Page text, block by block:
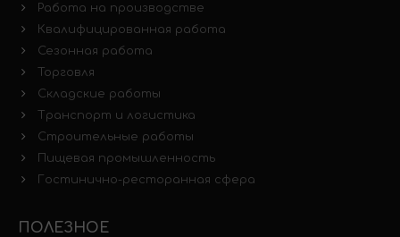
Работа на производстве
Квалифицированная работа
Сезонная работа
Торговля
Складские работы
Транспорт и логистика
Строительные работы
Пищевая промышленность
Гостинично-ресторанная сфера
ПОЛЕЗНОЕ